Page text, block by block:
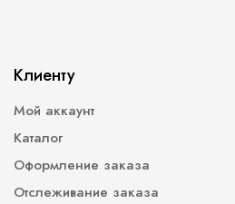
Клиенту
Мой аккаунт
Каталог
Оформление заказа
Отслеживание заказа